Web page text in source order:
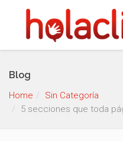
Blog
Home
Sin Categoría
5 secciones que toda